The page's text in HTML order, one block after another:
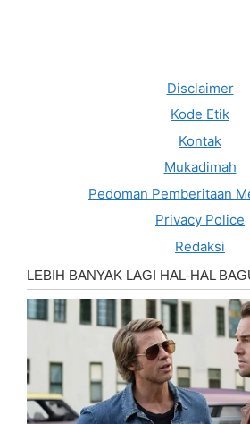
Disclaimer
Kode Etik
Kontak
Mukadimah
Pedoman Pemberitaan
Privacy Police
Redaksi